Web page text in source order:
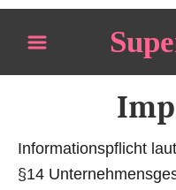
i
Informationspflicht
§14